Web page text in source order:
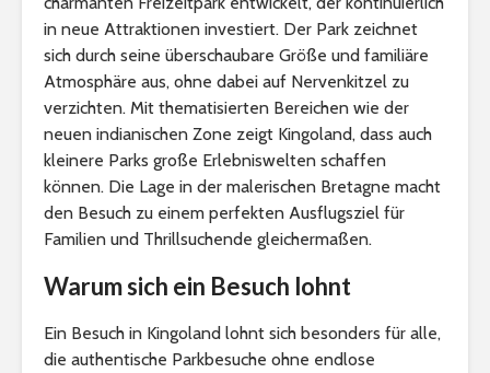
in neue Attraktionen investiert. Der Park zeichnet
sich durch seine überschaubare Größe und familiäre
Atmosphäre aus, ohne dabei auf Nervenkitzel zu
verzichten. Mit thematisierten Bereichen wie der
neuen indianischen Zone zeigt Kingoland, dass auch
kleinere Parks große Erlebniswelten schaffen
können. Die Lage in der malerischen Bretagne macht
den Besuch zu einem perfekten Ausflugsziel für
Familien und Thrillsuchende gleichermaßen.
Warum sich ein Besuch lohnt
Ein Besuch in Kingoland lohnt sich besonders für alle,
die authentische Parkbesuche ohne endlose